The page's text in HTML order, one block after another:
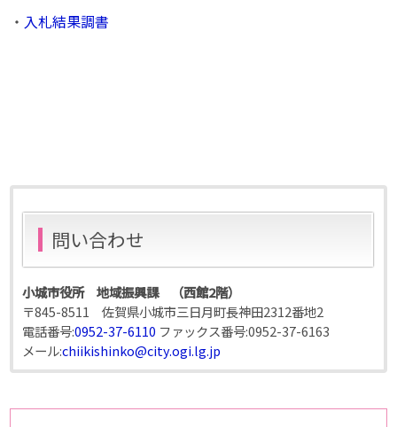
・ 入札結果調書
問い合わせ
小城市役所 地域振興課 （西館2階）
〒845-8511 佐賀県小城市三日月町長神田2312番地2
電話番号:0952-37-6110 ファックス番号:0952-37-6163
メール:chiikishinko@city.ogi.lg.jp